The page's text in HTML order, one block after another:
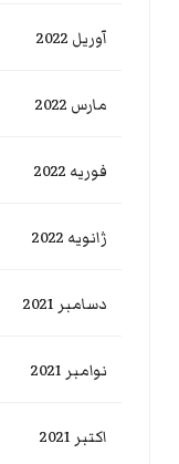
آوریل 2022
مارس 2022
فوریه 2022
ژانویه 2022
دسامبر 2021
نوامبر 2021
اکتبر 2021